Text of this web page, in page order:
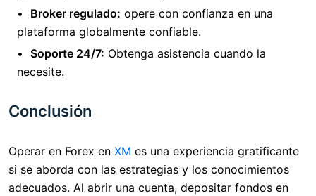
Broker regulado: opere con confianza en una
plataforma globalmente confiable.
Soporte 24/7: Obtenga asistencia cuando la
necesite.
Conclusión
Operar en Forex en XM es una experiencia gratificante
si se aborda con las estrategias y los conocimientos
adecuados. Al abrir una cuenta, depositar fondos en